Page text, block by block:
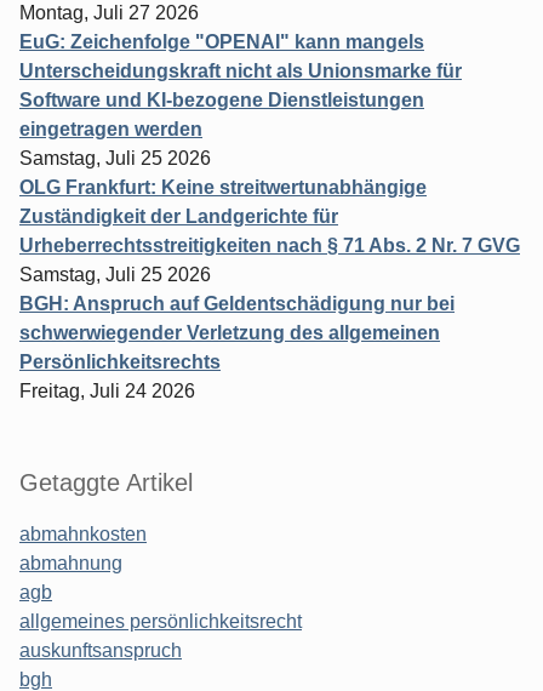
Montag, Juli 27 2026
EuG: Zeichenfolge "OPENAI" kann mangels
Unterscheidungskraft nicht als Unionsmarke für
Software und KI-bezogene Dienstleistungen
eingetragen werden
Samstag, Juli 25 2026
OLG Frankfurt: Keine streitwertunabhängige
Zuständigkeit der Landgerichte für
Urheberrechtsstreitigkeiten nach § 71 Abs. 2 Nr. 7 GVG
Samstag, Juli 25 2026
BGH: Anspruch auf Geldentschädigung nur bei
schwerwiegender Verletzung des allgemeinen
Persönlichkeitsrechts
Freitag, Juli 24 2026
Getaggte Artikel
abmahnkosten
abmahnung
agb
allgemeines persönlichkeitsrecht
auskunftsanspruch
bgh